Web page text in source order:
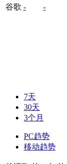
谷歌 - -
7天
30天
3个月
PC趋势
移动趋势